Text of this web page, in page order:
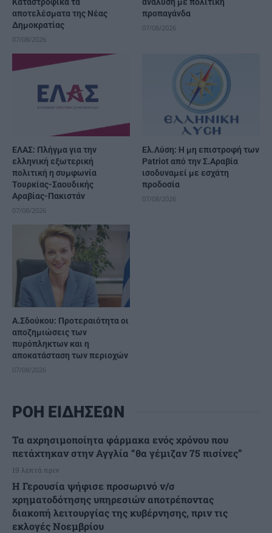
Καταστροφικά τα
αποτελέσματα της Νέας
Δημοκρατίας
07/08/2026
ανάλυση με πολιτική
προπαγάνδα
07/08/2026
ΕΛΑΣ: Πλήγμα για την
ελληνική εξωτερική
πολιτική η συμφωνία
Τουρκίας-Σαουδικής
Αραβίας-Πακιστάν
07/08/2026
Ελ.Λύση: Η μη επιστροφή των
Patriot από την Σ.Αραβία
ισοδυναμεί με εσχάτη
προδοσία
07/08/2026
Α.Σδούκου: Προτεραιότητα οι
αποζημιώσεις των
πυρόπληκτων και η
αποκατάσταση των περιοχών
07/08/2026
ΡΟΗ ΕΙΔΗΣΕΩΝ
Τα αχρησιμοποίητα φάρμακα ενός χρόνου που
πετάχτηκαν στην Αγγλία “θα γέμιζαν 75 πισίνες”
19 λεπτά πριν
Η Γερουσία ψήφισε προσωρινό ν/σ
χρηματοδότησης υπηρεσιών αποτρέποντας
διακοπή λειτουργίας της κυβέρνησης, πριν τις
εκλογές Νοεμβρίου